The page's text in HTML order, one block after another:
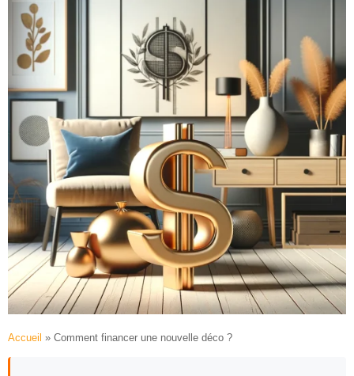
Accueil » Comment financer une nouvelle déco ?